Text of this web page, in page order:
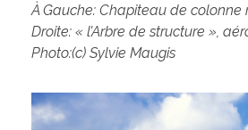
À Gauche: Chapiteau de colonne
Droite: « l’Arbre de structure »,
Photo:(c) Sylvie Maugis